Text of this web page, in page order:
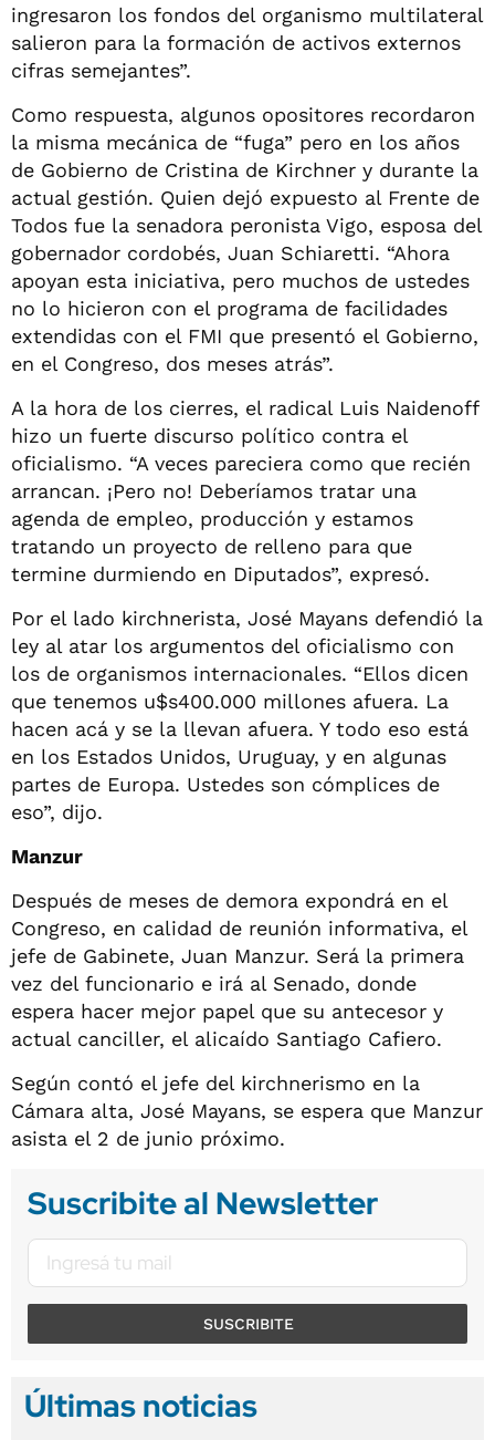
ingresaron los fondos del organismo multilateral
salieron para la formación de activos externos
cifras semejantes”.
Como respuesta, algunos opositores recordaron
la misma mecánica de “fuga” pero en los años
de Gobierno de Cristina de Kirchner y durante la
actual gestión. Quien dejó expuesto al Frente de
Todos fue la senadora peronista Vigo, esposa del
gobernador cordobés, Juan Schiaretti. “Ahora
apoyan esta iniciativa, pero muchos de ustedes
no lo hicieron con el programa de facilidades
extendidas con el FMI que presentó el Gobierno,
en el Congreso, dos meses atrás”.
A la hora de los cierres, el radical Luis Naidenoff
hizo un fuerte discurso político contra el
oficialismo. “A veces pareciera como que recién
arrancan. ¡Pero no! Deberíamos tratar una
agenda de empleo, producción y estamos
tratando un proyecto de relleno para que
termine durmiendo en Diputados”, expresó.
Por el lado kirchnerista, José Mayans defendió la
ley al atar los argumentos del oficialismo con
los de organismos internacionales. “Ellos dicen
que tenemos u$s400.000 millones afuera. La
hacen acá y se la llevan afuera. Y todo eso está
en los Estados Unidos, Uruguay, y en algunas
partes de Europa. Ustedes son cómplices de
eso”, dijo.
Manzur
Después de meses de demora expondrá en el
Congreso, en calidad de reunión informativa, el
jefe de Gabinete, Juan Manzur. Será la primera
vez del funcionario e irá al Senado, donde
espera hacer mejor papel que su antecesor y
actual canciller, el alicaído Santiago Cafiero.
Según contó el jefe del kirchnerismo en la
Cámara alta, José Mayans, se espera que Manzur
asista el 2 de junio próximo.
Suscribite al Newsletter
SUSCRIBITE
Últimas noticias